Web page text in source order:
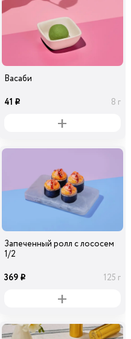
Васаби
41 i 8 г
Запеченный ролл с лососем
1/2
369 i 125 г